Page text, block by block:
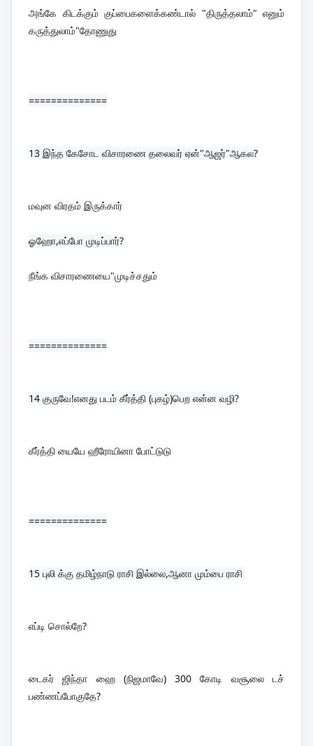
அங்கே கிடக்கும் குப்பைகளைக்கண்டால் "திருத்தலாம்" எனும்
கருத்துலாம்"தோணுது
==============
13 இந்த கேசோட விசாரணை தலைவர் ஏன்"ஆஜர்"ஆகல?
மவுன விரதம் இருக்கார்
நீங்க விசாரணையை"முடிச்சதும்
==============
14 குருவே!எனது படம் கீர்த்தி (புகழ்)பெற என்ன வழி?
கீர்த்தி யையே ஹீரோயினா போட்டுடு
==============
15 புலி க்கு தமிழ்நாடு ராசி இல்லை,ஆனா மும்பை ராசி
எப்டி சொல்றே?
டைகர் ஜிந்தா ஹை (நிஜமாவே) 300 கோடி வசூலை டச்
பண்ணப்போகுதே?